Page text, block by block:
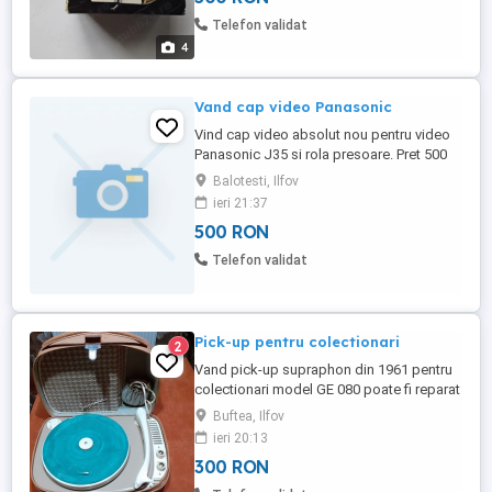
4
Telefon validat
Vand cap video Panasonic
Vind cap video absolut nou pentru video
Panasonic J35 si rola presoare. Pret 500
ron.Balotesti, Ilfov
ieri 21:37
500 RON
Telefon validat
2 Pick-up pentru colectionari
Vand pick-up supraphon din 1961 pentru
colectionari model GE 080 poate fi reparat
pt cei pasionati
Buftea, Ilfov
ieri 20:13
300 RON